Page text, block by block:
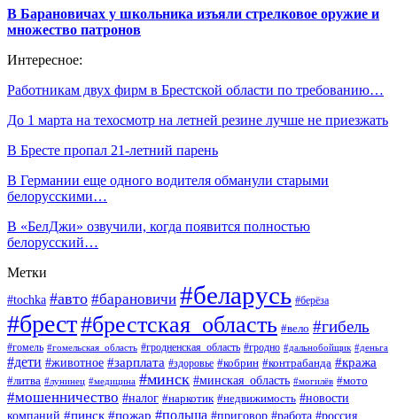
В Барановичах у школьника изъяли стрелковое оружие и
множество патронов
Интересное:
Работникам двух фирм в Брестской области по требованию…
До 1 марта на техосмотр на летней резине лучше не приезжать
В Бресте пропал 21-летний парень
В Германии еще одного водителя обманули старыми
белорусскими…
В «БелДжи» озвучили, когда появится полностью
белорусский…
Метки
#tochka #авто #барановичи #беларусь #берёза
#брест#брестская_область #вело #гибель
#гомель #гомельская_область #гродненская_область #гродно #дальнобойщик #деньга
#дети #животное #зарплата #здоровье #кобрин #контрабанда #кража
#литва #лунинец #медицина #минск #минская_область #могилёв #мото
#мошенничество #налог #наркотик #недвижимость #новости
компаний #пинск #пожар #польша #приговор #работа #россия